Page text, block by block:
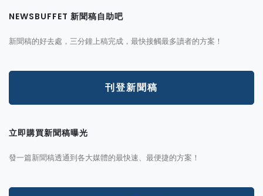
NEWSBUFFET 新聞稿自助吧
新聞稿的好去處，三分鐘上稿完成，最快接觸最多讀者的方案！
刊登新聞稿
立即購買新聞稿曝光
發一篇新聞稿透通到各大媒體的最快速、最便捷的方案！